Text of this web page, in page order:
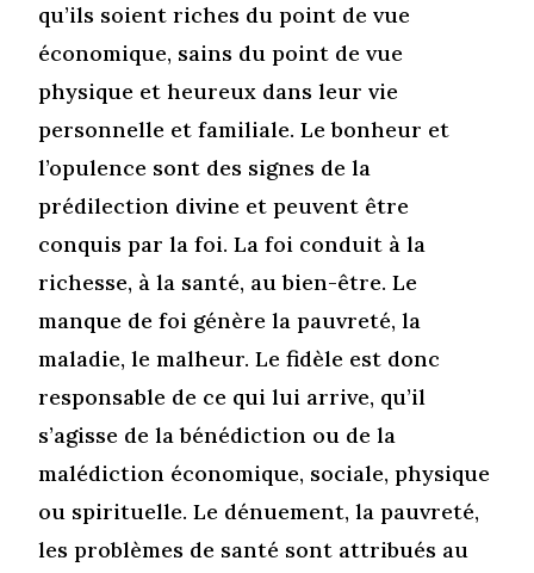
qu’ils soient riches du point de vue
économique, sains du point de vue
physique et heureux dans leur vie
personnelle et familiale. Le bonheur et
l’opulence sont des signes de la
prédilection divine et peuvent être
conquis par la foi. La foi conduit à la
richesse, à la santé, au bien-être. Le
manque de foi génère la pauvreté, la
maladie, le malheur. Le fidèle est donc
responsable de ce qui lui arrive, qu’il
s’agisse de la bénédiction ou de la
malédiction économique, sociale, physique
ou spirituelle. Le dénuement, la pauvreté,
les problèmes de santé sont attribués au